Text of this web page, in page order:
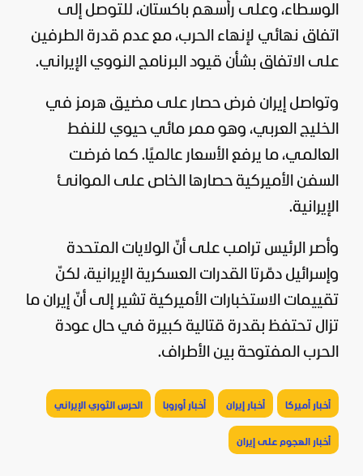
الوسطاء، وعلى رأسهم باكستان، للتوصل إلى
اتفاق نهائي لإنهاء الحرب، مع عدم قدرة الطرفين
على الاتفاق بشأن قيود البرنامج النووي الإيراني.
وتواصل إيران فرض حصار على مضيق هرمز في
الخليج العربي، وهو ممر مائي حيوي للنفط
العالمي، ما يرفع الأسعار عالميًا. كما فرضت
السفن الأميركية حصارها الخاص على الموانئ
الإيرانية.
وأصر الرئيس ترامب على أنّ الولايات المتحدة
وإسرائيل دمّرتا القدرات العسكرية الإيرانية، لكنّ
تقييمات الاستخبارات الأميركية تشير إلى أنّ إيران ما
تزال تحتفظ بقدرة قتالية كبيرة في حال عودة
الحرب المفتوحة بين الأطراف.
أخبار أميركا أخبار إيران أخبار أوروبا الحرس الثوري الإيراني
أخبار الهجوم على إيران